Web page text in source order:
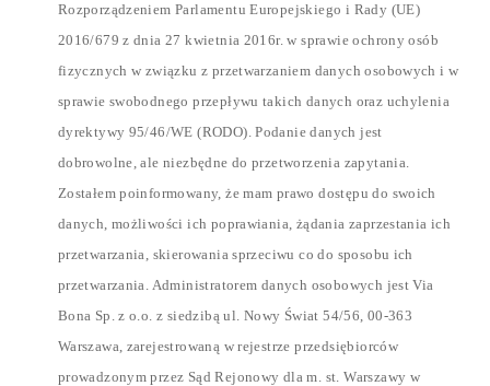
Rozporządzeniem Parlamentu Europejskiego i Rady (UE)
2016/679 z dnia 27 kwietnia 2016r. w sprawie ochrony osób
fizycznych w związku z przetwarzaniem danych osobowych i w
sprawie swobodnego przepływu takich danych oraz uchylenia
dyrektywy 95/46/WE (RODO). Podanie danych jest
dobrowolne, ale niezbędne do przetworzenia zapytania.
Zostałem poinformowany, że mam prawo dostępu do swoich
danych, możliwości ich poprawiania, żądania zaprzestania ich
przetwarzania, skierowania sprzeciwu co do sposobu ich
przetwarzania. Administratorem danych osobowych jest Via
Bona Sp. z o.o. z siedzibą ul. Nowy Świat 54/56, 00-363
Warszawa, zarejestrowaną w rejestrze przedsiębiorców
prowadzonym przez Sąd Rejonowy dla m. st. Warszawy w